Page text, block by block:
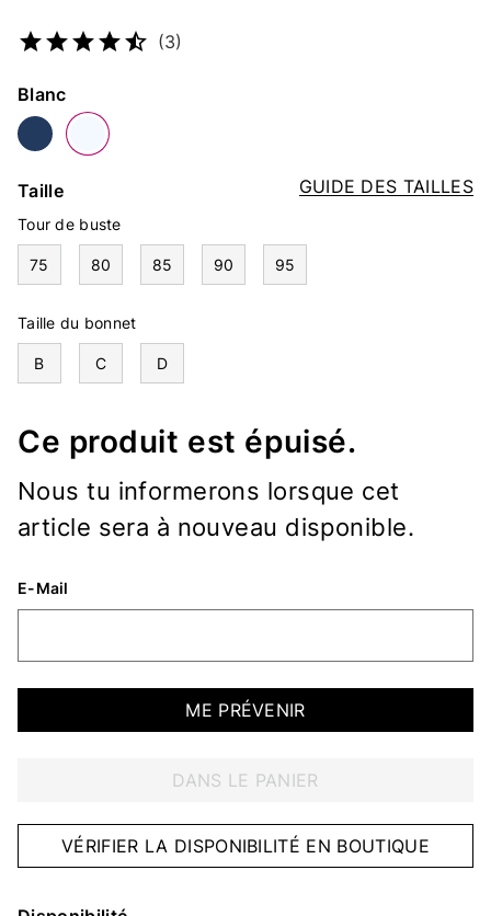
(3)
Couleur
Blanc
GUIDE DES TAILLES
Taille
Tour de buste
75 80 85 90 95
Taille du bonnet
B C D
Ce produit est épuisé.
Nous tu informerons lorsque cet
article sera à nouveau disponible.
E-Mail
ME PRÉVENIR
DANS LE PANIER
VÉRIFIER LA DISPONIBILITÉ EN BOUTIQUE